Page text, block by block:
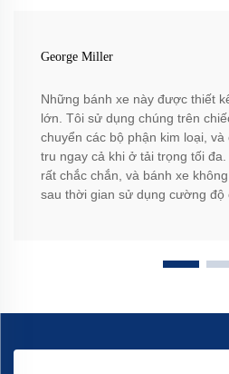
George Miller
Những bánh xe này được thiết
lớn. Tôi sử dụng chúng trên
chuyển các bộ phận kim loại,
tru ngay cả khi ở tải trọng tối
rất chắc chắn, và bánh xe
sau thời gian sử dụng cường độ